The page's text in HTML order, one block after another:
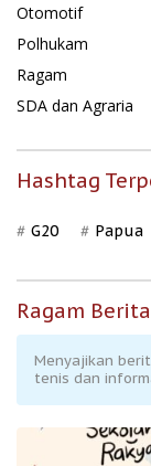
Otomotif
Polhukam
Ragam
SDA dan Agraria
Hashtag
G20 Papua
Ragam Berita
Menyajikan
tenis dan